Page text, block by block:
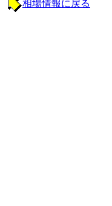
相場情報に戻る